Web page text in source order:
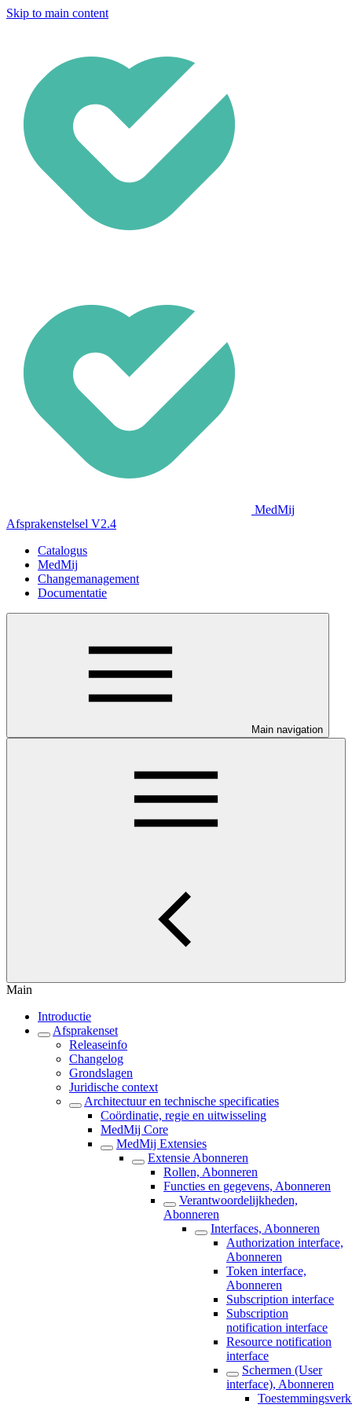
Skip to main content
MedMij
Afsprakenstelsel V2.4
Catalogus
MedMij
Changemanagement
Documentatie
Main navigation
Main
Introductie
Afsprakenset
Releaseinfo
Changelog
Grondslagen
Juridische context
Architectuur en technische specificaties
Coördinatie, regie en uitwisseling
MedMij Core
MedMij Extensies
Extensie Abonneren
Rollen, Abonneren
Functies en gegevens, Abonneren
Verantwoordelijkheden,
Abonneren
Interfaces, Abonneren
Authorization interface,
Abonneren
Token interface,
Abonneren
Subscription interface
Subscription
notification interface
Resource notification
interface
Schermen (User
interface), Abonneren